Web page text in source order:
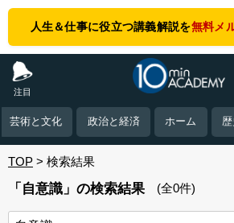
人生＆仕事に役立つ講義解説を無料メ
注目
芸術と文化 政治と経済 ホーム
TOP 検索結果
「自意識」の検索結果 (全0件)